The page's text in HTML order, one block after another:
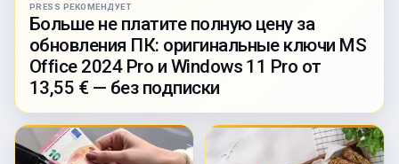
PRESS РЕКОМЕНДУЕТ
Больше не платите полную цену за
обновления ПК: оригинальные ключи MS
Office 2024 Pro и Windows 11 Pro от
13,55 € — без подписки